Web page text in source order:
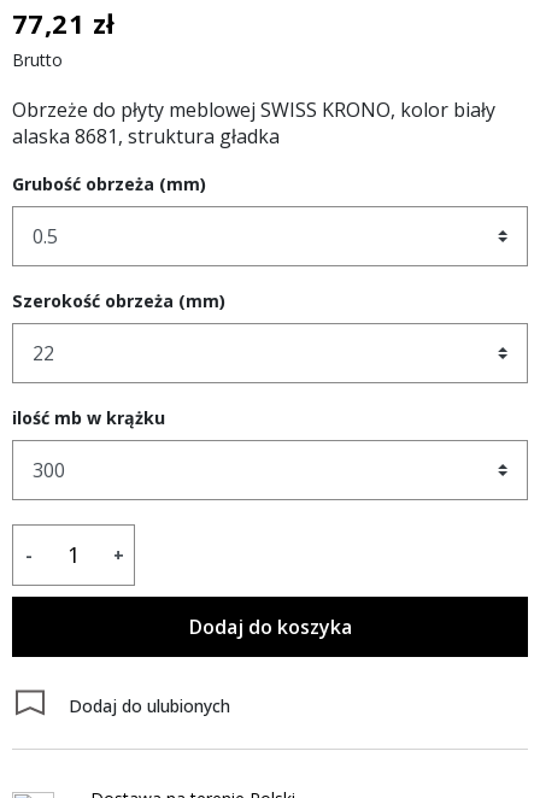
77,21 zł
Brutto
Obrzeże do płyty meblowej SWISS KRONO, kolor biały
alaska 8681, struktura gładka
Grubość obrzeża (mm)
Szerokość obrzeża (mm)
ilość mb w krążku
- +
Dodaj do koszyka
Dodaj do ulubionych